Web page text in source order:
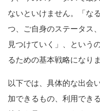
ないといけません。「な
つ、ご自身のステータス
見つけていく」、という
るための基本戦略になりま
以下では、具体的な出会
加できるもの、利用でき